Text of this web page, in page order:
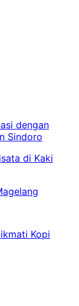
dengan
Sindoro
di Kaki
Kopi